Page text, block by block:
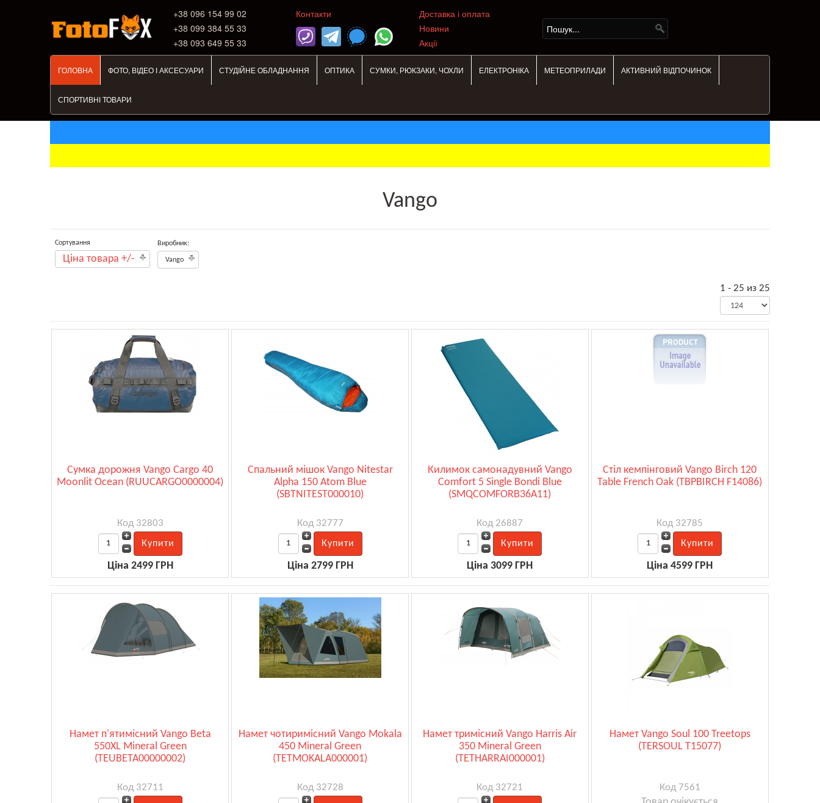
+38 ‎096 154 99 02
+38 099 384 55 33
+38 093 649 55 33
Контакти
Доставка і оплата
Новини
Акції
ГОЛОВНА ФОТО, ВІДЕО І АКСЕСУАРИ СТУДІЙНЕ ОБЛАДНАННЯ ОПТИКА СУМКИ, РЮКЗАКИ, ЧОХЛИ ЕЛЕКТРОНІКА МЕТЕОПРИЛАДИ АКТИВНИЙ ВІДПОЧИНОК
СПОРТИВНІ ТОВАРИ
Vango
Сортування
Ціна товара +/-
Виробник:
Vango
1 - 25 из 25
Сумка дорожня Vango Cargo 40
Moonlit Ocean (RUUCARGO0000004)
Код 32803
Ціна 2499 ГРН
Спальний мішок Vango Nitestar
Alpha 150 Atom Blue
(SBTNITEST000010)
Код 32777
Ціна 2799 ГРН
Килимок самонадувний Vango
Comfort 5 Single Bondi Blue
(SMQCOMFORB36A11)
Код 26887
Ціна 3099 ГРН
Стіл кемпінговий Vango Birch 120
Table French Oak (TBPBIRCH F14086)
Код 32785
Ціна 4599 ГРН
Намет п'ятимісний Vango Beta
550XL Mineral Green
(TEUBETA00000002)
Код 32711
Намет чотиримісний Vango Mokala
450 Mineral Green
(TETMOKALA000001)
Код 32728
Намет тримісний Vango Harris Air
350 Mineral Green
(TETHARRAI000001)
Код 32721
Намет Vango Soul 100 Treetops
(TERSOUL T15077)
Код 7561